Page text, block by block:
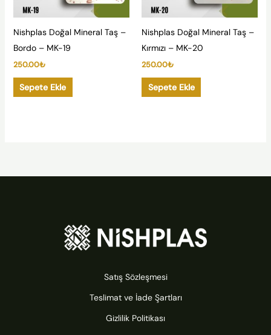
Nishplas Doğal Mineral Taş –
Bordo – MK-19
250.00₺
Sepete Ekle
Nishplas Doğal Mineral Taş –
Kırmızı – MK-20
250.00₺
Sepete Ekle
Satış Sözleşmesi
Teslimat ve İade Şartları
Gizlilik Politikası